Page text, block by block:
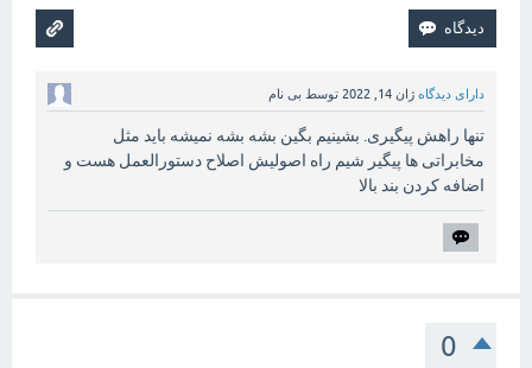
دارای دیدگاه ژان 14, 2022 توسط بی نام
تنها راهش پیگیری. بشینیم بگین بشه بشه نمیشه باید مثل
مخابراتی ها پیگیر شیم راه اصولیش اصلاح دستورالعمل هست و
اضافه کردن بند بالا
0